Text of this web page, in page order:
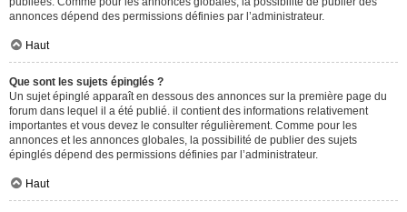
annonces dépend des permissions définies par l’administrateur.
Haut
Que sont les sujets épinglés ?
Un sujet épinglé apparaît en dessous des annonces sur la première page du
forum dans lequel il a été publié. il contient des informations relativement
importantes et vous devez le consulter régulièrement. Comme pour les
annonces et les annonces globales, la possibilité de publier des sujets
épinglés dépend des permissions définies par l’administrateur.
Haut